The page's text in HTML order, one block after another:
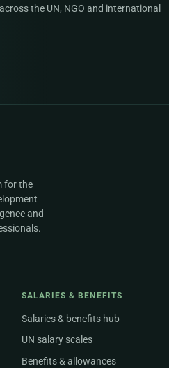
the UN, NGO and international
for the
and
SALARIES & BENEFITS
Salaries & benefits hub
UN salary scales
Benefits & allowances